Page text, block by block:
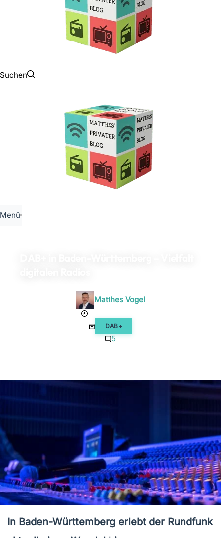
Suchen
Menü
Matthes Vogel
DAB+
5
In Baden-Württemberg erlebt der Rundfunk